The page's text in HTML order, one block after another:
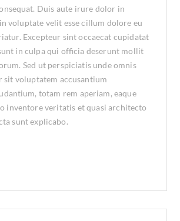
Duis aute irure dolor in
voluptate velit esse cillum dolore eu
Excepteur sint occaecat cupidatat
in culpa qui officia deserunt mollit
Sed ut perspiciatis unde omnis
sit voluptatem accusantium
totam rem aperiam, eaque
inventore veritatis et quasi architecto
sunt explicabo.